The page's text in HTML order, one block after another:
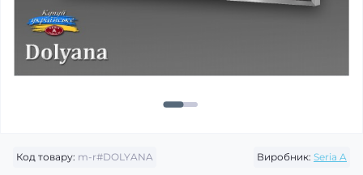
Код товару: m-r#DOLYANA Виробник: Seria A